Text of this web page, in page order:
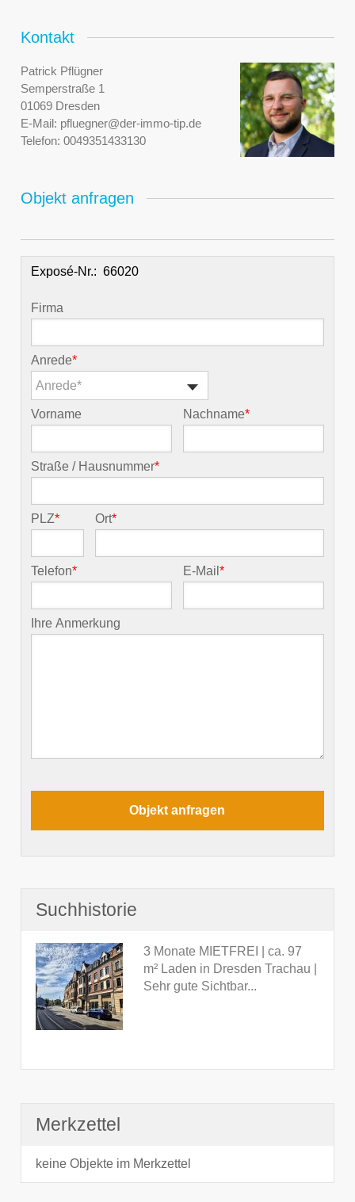
Kontakt
Patrick Pflügner
Semperstraße 1
01069 Dresden
E-Mail: pfluegner@der-immo-tip.de
Telefon: 0049351433130
Objekt anfragen
Exposé-Nr.:
Firma
Anrede*
Anrede*
Vorname Nachname*
Straße / Hausnummer*
PLZ* Ort*
Telefon* E-Mail*
Ihre Anmerkung
Suchhistorie
3 Monate MIETFREI | ca. 97
m² Laden in Dresden Trachau |
Sehr gute Sichtbar...
Merkzettel
keine Objekte im Merkzettel